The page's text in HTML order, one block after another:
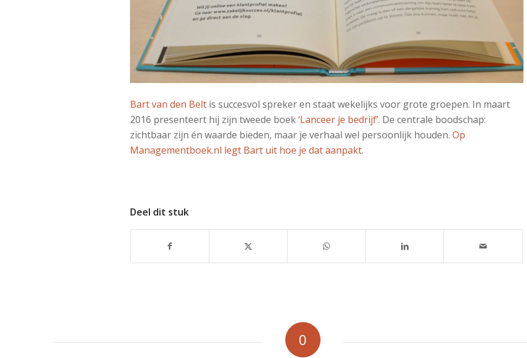
Bart van den Belt is succesvol spreker en staat wekelijks voor grote groepen. In maart
2016 presenteert hij zijn tweede boek‘Lanceer je bedrijf’. De centrale boodschap:
zichtbaar zijn én waarde bieden, maar je verhaal wel persoonlijk houden.Op
Managementboek.nl legt Bart uit hoe je dat aanpakt.
Deel dit stuk
0